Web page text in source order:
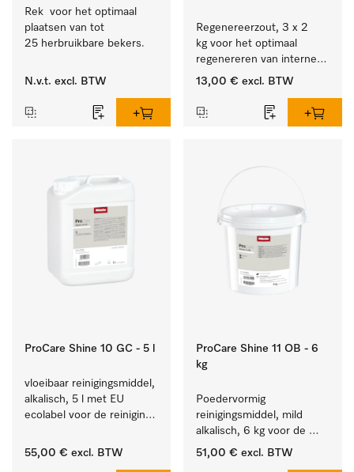
Rek  voor het optimaal
plaatsen van tot
25 herbruikbare bekers.
N.v.t. excl. BTW
Regenereerzout, 3 x 2
kg voor het optimaal
regenereren van interne
waterontharders.
13,00 € excl. BTW
ProCare Shine 10 GC - 5 l
vloeibaar reinigingsmiddel,
alkalisch, 5 l met EU
ecolabel voor de reiniging
serviesgoed, bestek en
55,00 € excl. BTW
ProCare Shine 11 OB - 6
kg
Poedervormig
reinigingsmiddel, mild
alkalisch, 6 kg voor de
reiniging van sterk
51,00 € excl. BTW